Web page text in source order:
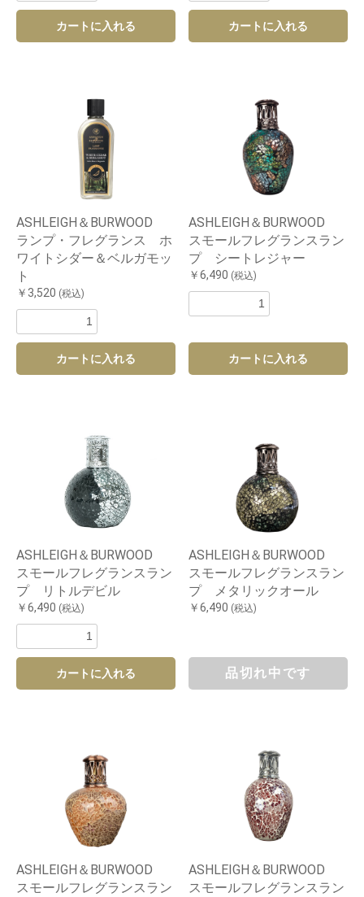
カートに入れる カートに入れる
ASHLEIGH＆BURWOOD
ランプ・フレグランス ホ
ワイトシダー＆ベルガモッ
ト
￥3,520 (税込)
カートに入れる
ASHLEIGH＆BURWOOD
スモールフレグランスラン
プ シートレジャー
￥6,490 (税込)
カートに入れる
ASHLEIGH＆BURWOOD
スモールフレグランスラン
プ リトルデビル
￥6,490 (税込)
カートに入れる
ASHLEIGH＆BURWOOD
スモールフレグランスラン
プ メタリックオール
￥6,490 (税込)
品切れ中です
ASHLEIGH＆BURWOOD
スモールフレグランスラン
ASHLEIGH＆BURWOOD
スモールフレグランスラン
お買い物を続ける カートへ進む